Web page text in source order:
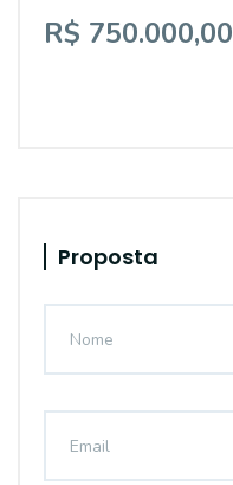
R$ 750.000,00
Proposta